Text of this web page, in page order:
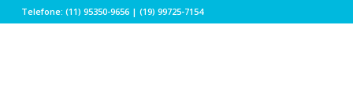
Telefone: (11) 95350-9656 | (19) 99725-7154